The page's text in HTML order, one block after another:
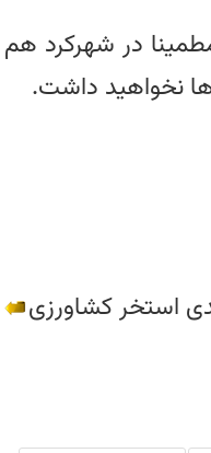
در شهرکرد هم
نخواهید داشت.
استخر کشاورزی